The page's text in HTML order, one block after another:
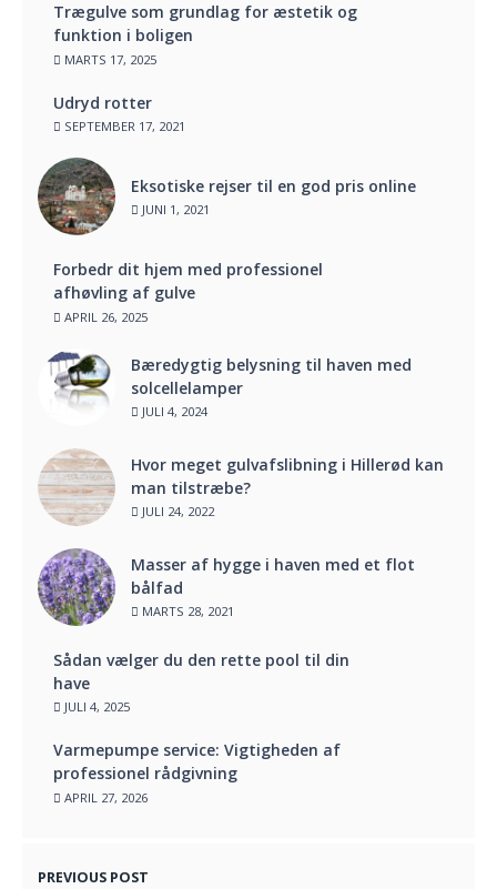
Trægulve som grundlag for æstetik og
funktion i boligen
MARTS 17, 2025
Udryd rotter
SEPTEMBER 17, 2021
Eksotiske rejser til en god pris online
JUNI 1, 2021
Forbedr dit hjem med professionel
afhøvling af gulve
APRIL 26, 2025
Bæredygtig belysning til haven med
solcellelamper
JULI 4, 2024
Hvor meget gulvafslibning i Hillerød kan
man tilstræbe?
JULI 24, 2022
Masser af hygge i haven med et flot
bålfad
MARTS 28, 2021
Sådan vælger du den rette pool til din
have
JULI 4, 2025
Varmepumpe service: Vigtigheden af
professionel rådgivning
APRIL 27, 2026
PREVIOUS POST